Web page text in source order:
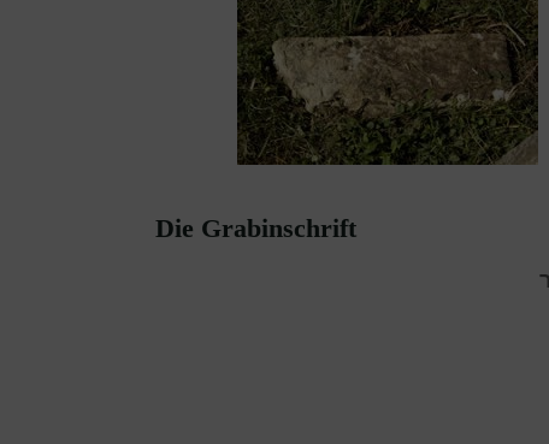
Die Grabinschrift